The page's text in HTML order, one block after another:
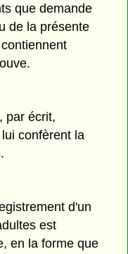
que demande
de la présente
par écrit,
confèrent la
d'un
est
en la forme que